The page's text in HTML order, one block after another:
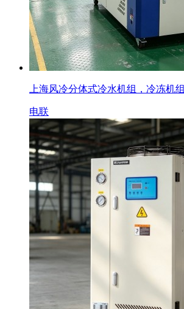
上海风冷分体式冷水机组，冷冻机组
电联